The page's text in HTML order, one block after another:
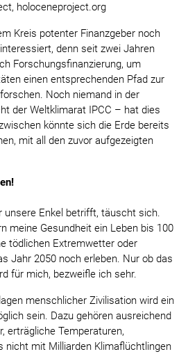
holoceneproject.org
Kreis potenter Finanzgeber noch
denn seit zwei Jahren
Forschungsfinanzierung, um
einen entsprechenden Pfad zur
Noch niemand in der
der Weltklimarat IPCC – hat dies
könnte sich die Erde bereits
mit all den zuvor aufgezeigten
unsere Enkel betrifft, täuscht sich.
meine Gesundheit ein Leben bis 100
tödlichen Extremwetter oder
Jahr 2050 noch erleben. Nur ob das
für mich, bezweifle ich sehr.
menschlicher Zivilisation wird ein
sein. Dazu gehören ausreichend
erträgliche Temperaturen,
nicht mit Milliarden Klimaflüchtlingen